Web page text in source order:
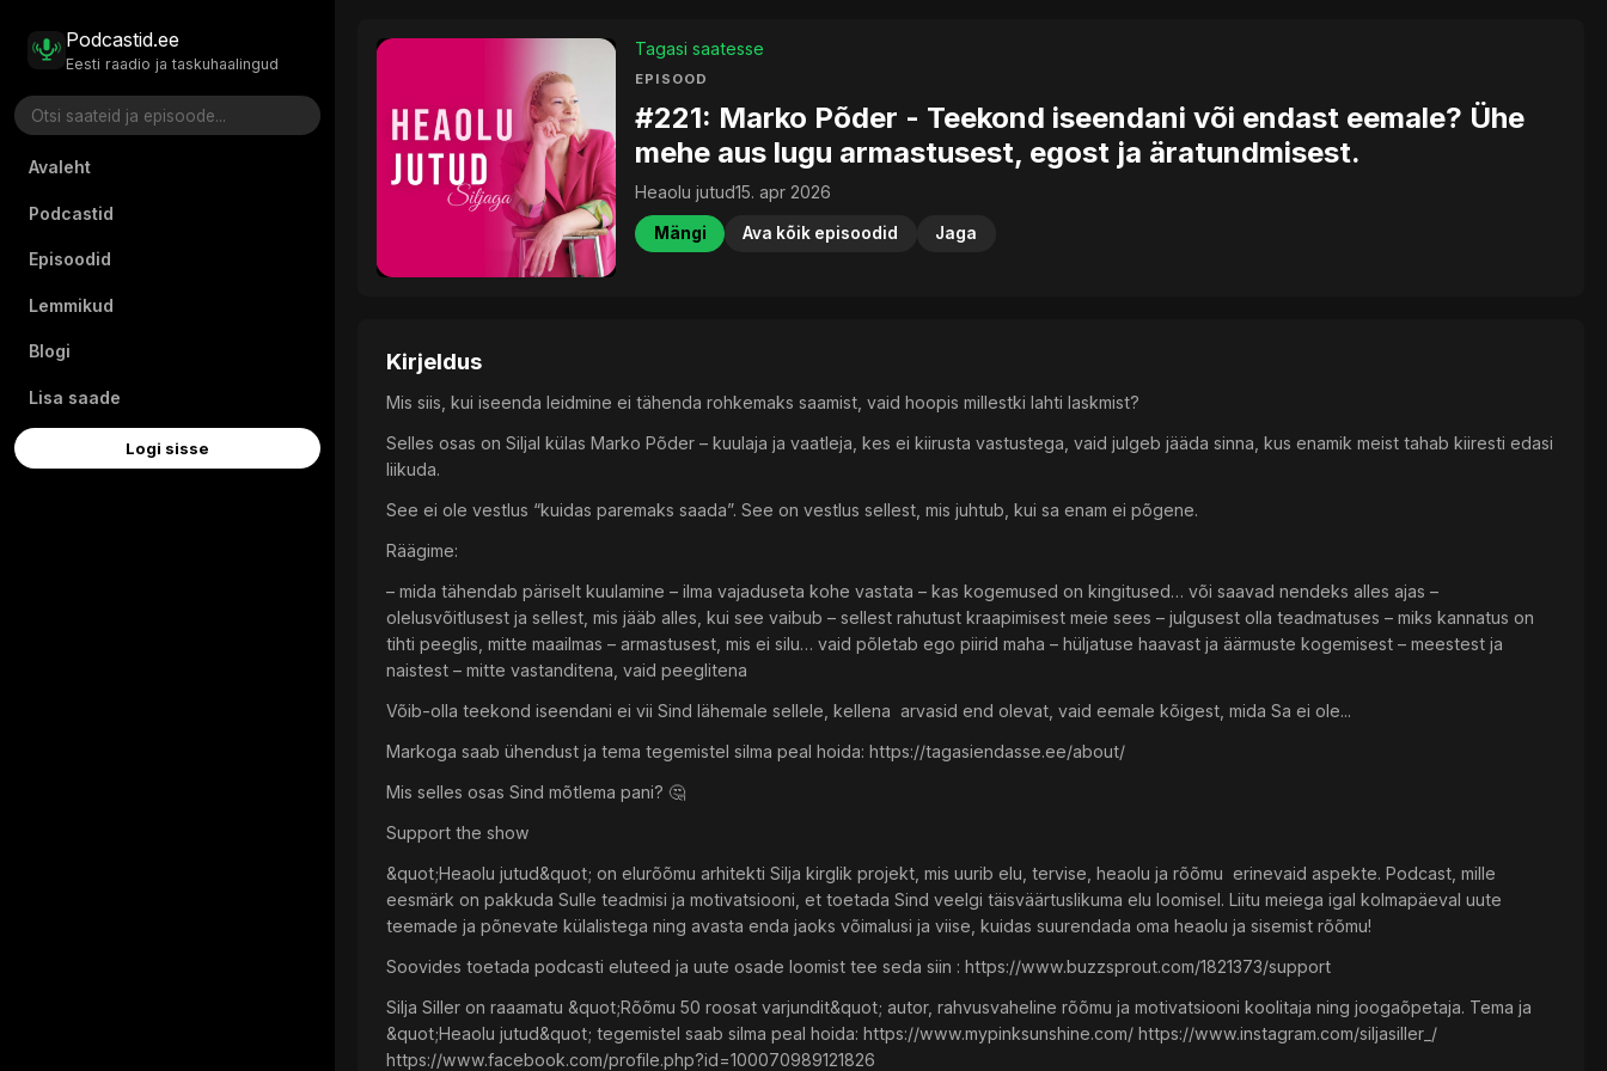
Podcastid.ee
Eesti raadio ja taskuhaalingud
Avaleht
Podcastid
Episoodid
Lemmikud
Blogi
Lisa saade
Logi sisse
Tagasi saatesse
EPISOOD
#221: Marko Põder - Teekond iseendani või endast eemale? Ühe
mehe aus lugu armastusest, egost ja äratundmisest.
Heaolu jutud15. apr 2026
Mängi Ava kõik episoodid Jaga
Kirjeldus
Mis siis, kui iseenda leidmine ei tähenda rohkemaks saamist, vaid hoopis millestki lahti laskmist?
Selles osas on Siljal külas Marko Põder – kuulaja ja vaatleja, kes ei kiirusta vastustega, vaid julgeb jääda sinna, kus enamik meist tahab kiiresti edasi
liikuda.
See ei ole vestlus “kuidas paremaks saada”. See on vestlus sellest, mis juhtub, kui sa enam ei põgene.
Räägime:
– mida tähendab päriselt kuulamine – ilma vajaduseta kohe vastata – kas kogemused on kingitused… või saavad nendeks alles ajas –
olelusvõitlusest ja sellest, mis jääb alles, kui see vaibub – sellest rahutust kraapimisest meie sees – julgusest olla teadmatuses – miks kannatus on
tihti peeglis, mitte maailmas – armastusest, mis ei silu… vaid põletab ego piirid maha – hüljatuse haavast ja äärmuste kogemisest – meestest ja
naistest – mitte vastanditena, vaid peeglitena
Võib-olla teekond iseendani ei vii Sind lähemale sellele, kellena arvasid end olevat, vaid eemale kõigest, mida Sa ei ole...
Markoga saab ühendust ja tema tegemistel silma peal hoida: https://tagasiendasse.ee/about/
Mis selles osas Sind mõtlema pani? 🤔
Support the show
&quot;Heaolu jutud&quot; on elurõõmu arhitekti Silja kirglik projekt, mis uurib elu, tervise, heaolu ja rõõmu erinevaid aspekte. Podcast, mille
eesmärk on pakkuda Sulle teadmisi ja motivatsiooni, et toetada Sind veelgi täisväärtuslikuma elu loomisel. Liitu meiega igal kolmapäeval uute
teemade ja põnevate külalistega ning avasta enda jaoks võimalusi ja viise, kuidas suurendada oma heaolu ja sisemist rõõmu!
Soovides toetada podcasti eluteed ja uute osade loomist tee seda siin : https://www.buzzsprout.com/1821373/support
Silja Siller on raaamatu &quot;Rõõmu 50 roosat varjundit&quot; autor, rahvusvaheline rõõmu ja motivatsiooni koolitaja ning joogaõpetaja. Tema ja
&quot;Heaolu jutud&quot; tegemistel saab silma peal hoida: https://www.mypinksunshine.com/ https://www.instagram.com/siljasiller_/
https://www.facebook.com/profile.php?id=100070989121826